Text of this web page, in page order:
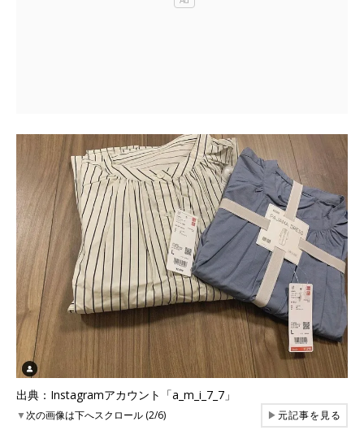
出典：Instagramアカウント「a_m_i_7_7」
▼次の画像は下へスクロール (2/6) ▶元記事を見る